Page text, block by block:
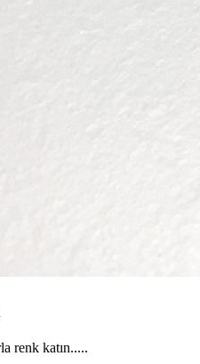
renk katın.....